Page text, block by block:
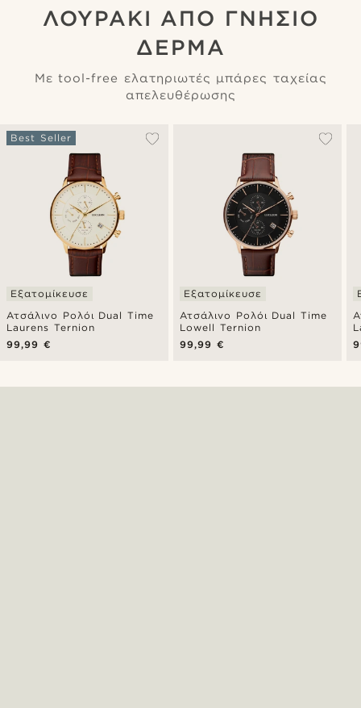
ΛΟΥΡΑΚΙ ΑΠΟ ΓΝΗΣΙΟ
ΔΕΡΜΑ
Με tool-free ελατηριωτές μπάρες ταχείας
απελευθέρωσης
Ατσάλινο Ρολόι Dual Time
Laurens Ternion
Best Seller
Εξατομίκευσε
99,99 €
Ατσάλινο Ρολόι Dual Time
Lowell Ternion
Εξατομίκευσε
99,99 €